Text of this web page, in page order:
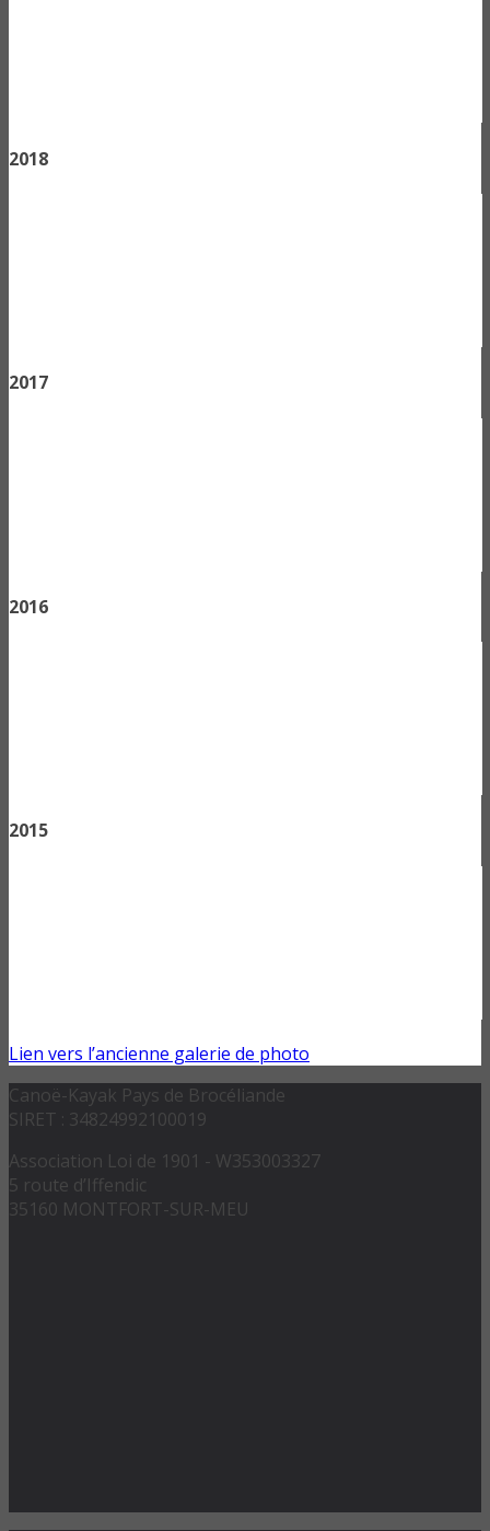
2018
2017
2016
2015
Lien vers l’ancienne galerie de photo
Canoë-Kayak Pays de Brocéliande
SIRET : 34824992100019
Association Loi de 1901 - W353003327
5 route d’Iffendic
35160 MONTFORT-SUR-MEU